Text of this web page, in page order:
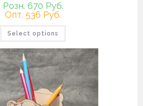
Розн. 670 Руб.
Опт. 536 Руб.
Select options
имеет
несколько
вариаций.
Опции
можно
выбрать
на
странице
товара.